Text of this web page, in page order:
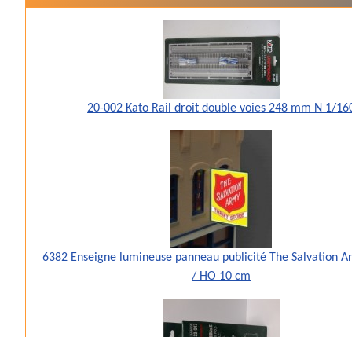
20-002 Kato Rail droit double voies 248 mm N 1/
6382 Enseigne lumineuse panneau publicité The Salvation
/ HO 10 cm